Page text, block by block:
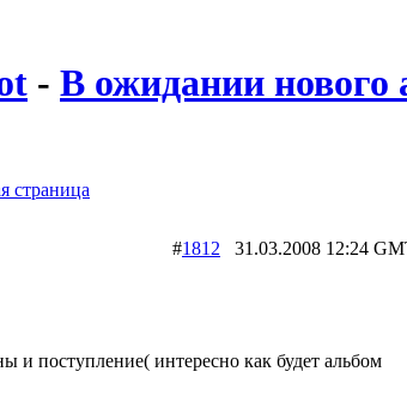
- В ожидании
страница
#1812 31.03.2008 12:24
и поступление( интересно как будет альбом